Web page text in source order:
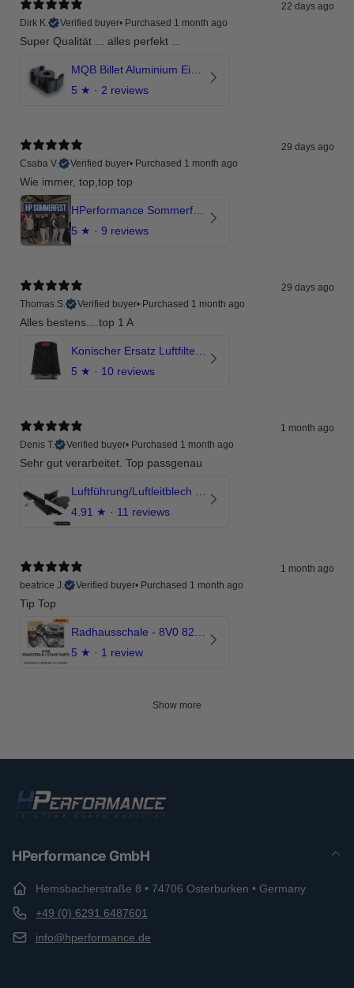
22 days ago
Dirk K.
Verified buyer• Purchased 1 month ago
Super Qualität ... alles perfekt ...
5 ★ · 2 reviews
29 days ago
Csaba V.
Verified buyer• Purchased 1 month ago
Wie immer, top,top top
5 ★ · 9 reviews
29 days ago
Thomas S.
Verified buyer• Purchased 1 month ago
Alles bestens....top 1 A
5 ★ · 10 reviews
1 month ago
Denis T.
Verified buyer• Purchased 1 month ago
Sehr gut verarbeitet. Top passgenau
4.91 ★ · 11 reviews
1 month ago
beatrice J.
Verified buyer• Purchased 1 month ago
Tip Top
5 ★ · 1 review
Show more
HPerformance GmbH
Hemsbacherstraße 8 • 74706 Osterburken • Germany
+49 (0) 6291 6487601
info@hperformance.de